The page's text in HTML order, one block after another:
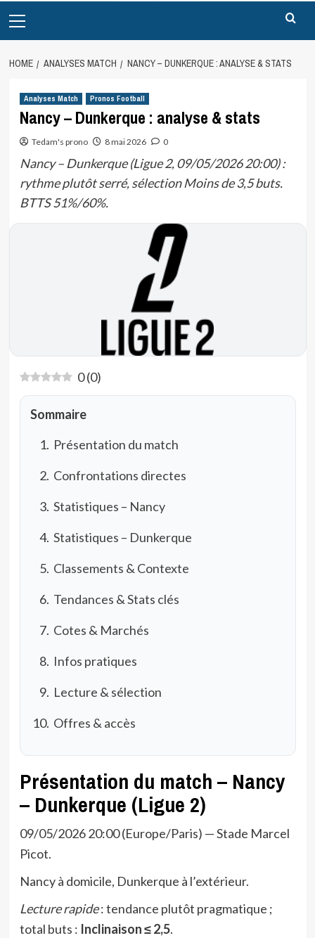
Menu
HOME ANALYSES MATCH NANCY – DUNKERQUE : ANALYSE & STATS
Analyses Match Pronos Football
Nancy – Dunkerque : analyse & stats
Tedam's prono 8 mai 2026 0
Nancy – Dunkerque (Ligue 2, 09/05/2026 20:00) :
rythme plutôt serré, sélection Moins de 3,5 buts.
BTTS 51%/60%.
0(0)
Sommaire
Présentation du match
Confrontations directes
Statistiques – Nancy
Statistiques – Dunkerque
Classements & Contexte
Tendances & Stats clés
Cotes & Marchés
Infos pratiques
Lecture & sélection
Offres & accès
Présentation du match – Nancy
– Dunkerque (Ligue 2)
09/05/2026 20:00 (Europe/Paris) — Stade Marcel
Picot.
Nancy à domicile, Dunkerque à l’extérieur.
Lecture rapide: tendance plutôt pragmatique ;
total buts : Inclinaison ≤ 2,5.